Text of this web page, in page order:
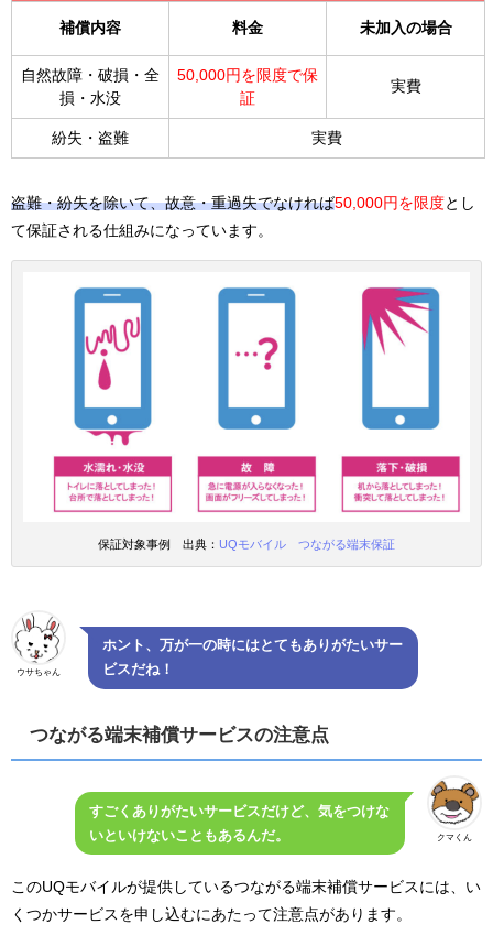
補償内容 料金 未加入の場合
自然故障・破損・全
損・水没
50,000円を限度で保
証
実費
紛失・盗難 実費
盗難・紛失を除いて、故意・重過失でなければ50,000円を限度とし
て保証される仕組みになっています。
保証対象事例 出典： UQモバイル つながる端末保証
ウサちゃん
ホント、万が一の時にはとてもありがたいサー
ビスだね！
つながる端末補償サービスの注意点
クマくん
すごくありがたいサービスだけど、気をつけな
いといけないこともあるんだ。
このUQモバイルが提供しているつながる端末補償サービスには、い
くつかサービスを申し込むにあたって注意点があります。